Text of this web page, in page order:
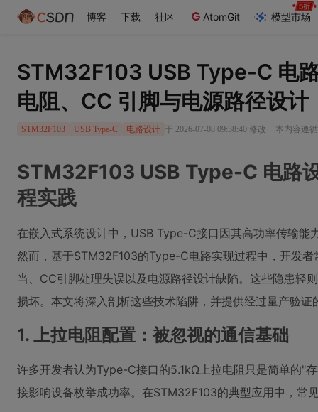
博客 下载 社区 AtomGit 模型市场
STM32F103 USB Type-C 电
电阻、CC 引脚与电源路径设计
STM32F103 USB Type-C 电路设计 于 2026-07-08 09:38:40 修改 · 本内容遵
STM32F103 USB Type-C 电路
程实践
在嵌入式系统设计中，USB Type-C接口因其高功率传输能
然而，基于STM32F103的Type-C电路实现过程中，开发
当、CC引脚处理失误以及电源路径设计缺陷。这些隐患轻
损坏。本文将深入剖析这些技术陷阱，并提供经过量产验证
1. 上拉电阻配置：被忽视的通信基础
许多开发者认为Type-C接口的5.1kΩ上拉电阻只是简单的"
接影响设备枚举成功率。在STM32F103的典型应用中，常